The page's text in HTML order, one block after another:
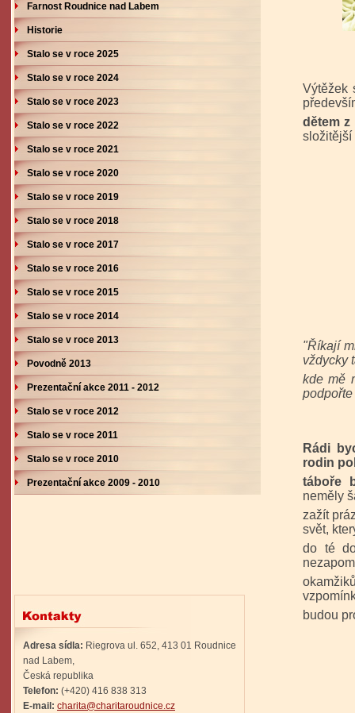
Farnost Roudnice nad Labem
Historie
Stalo se v roce 2025
Stalo se v roce 2024
Stalo se v roce 2023
Stalo se v roce 2022
Stalo se v roce 2021
Stalo se v roce 2020
Stalo se v roce 2019
Stalo se v roce 2018
Stalo se v roce 2017
Stalo se v roce 2016
Stalo se v roce 2015
Stalo se v roce 2014
Stalo se v roce 2013
Povodně 2013
Prezentační akce 2011 - 2012
Stalo se v roce 2012
Stalo se v roce 2011
Stalo se v roce 2010
Prezentační akce 2009 - 2010
Adresa sídla: Riegrova ul. 652, 413 01 Roudnice
nad Labem,
Česká republika
Telefon: (+420) 416 838 313
E-mail: charita@charitaroudnice.cz
Výtěžek
dětem
složitější
"Říkají
vždycky
kde mě
Rádi
rodin
táboře
neměly
zažít
svět,
do té
budou